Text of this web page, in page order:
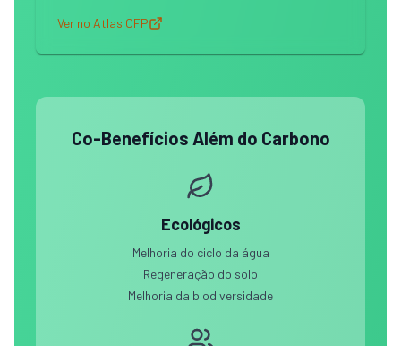
Ver no Atlas OFP
Co-Benefícios Além do Carbono
Ecológicos
Melhoria do ciclo da água
Regeneração do solo
Melhoria da biodiversidade